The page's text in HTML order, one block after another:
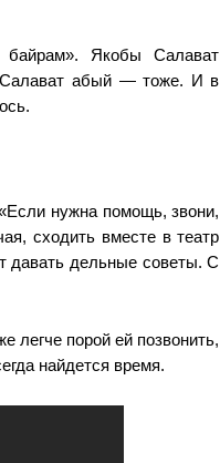
Якобы Салават
Салават абый — тоже. И в
нужна помощь, звони,
сходить вместе в театр
давать дельные советы. С
порой ей позвонить,
найдется время.